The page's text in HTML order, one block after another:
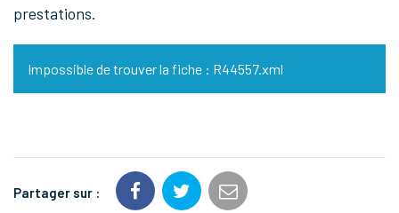
prestations.
Impossible de trouver la fiche : R44557.xml
Partager sur :